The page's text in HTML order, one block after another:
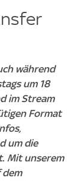
während
um 18
im Stream
Format
um die
Mit unserem
dem